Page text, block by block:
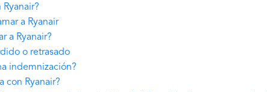
a Ryanair
a Ryanair?
o retrasado
indemnización?
con Ryanair?